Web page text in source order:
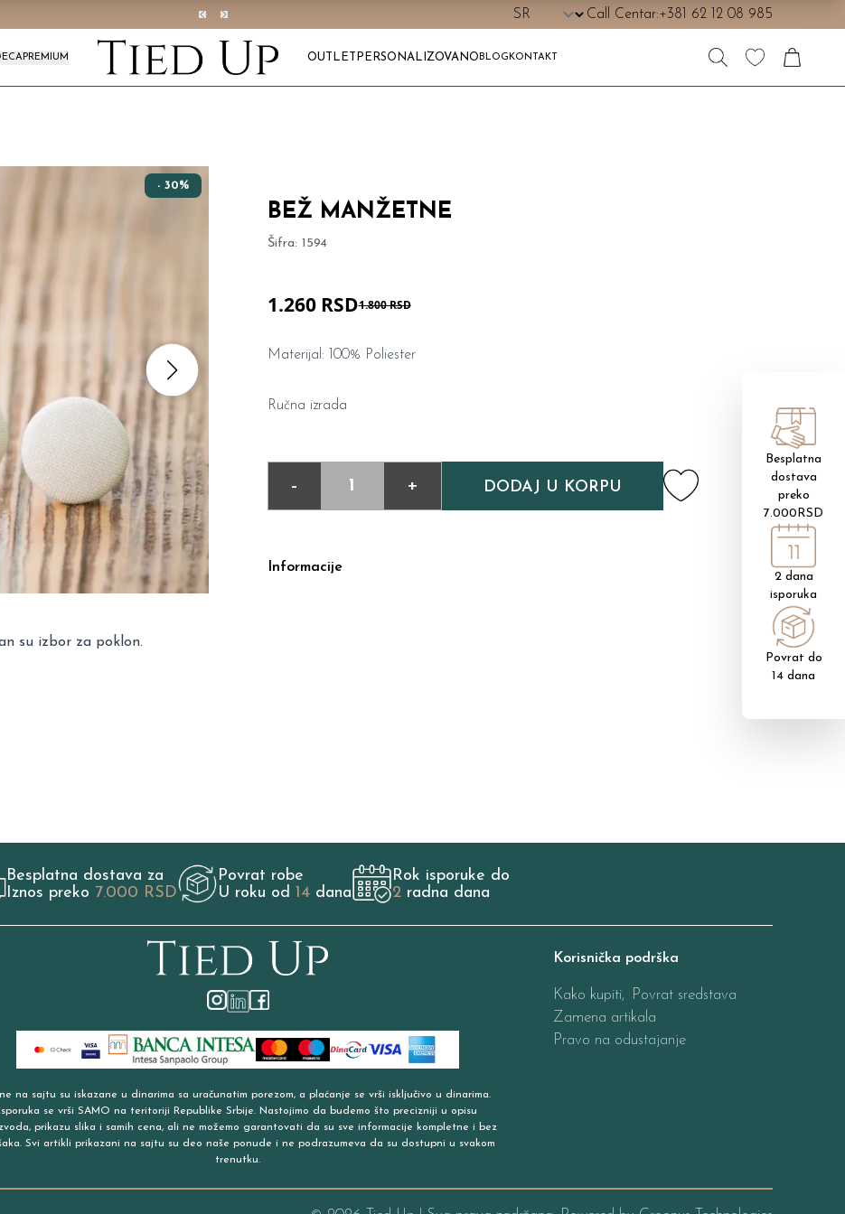
Call Centar:+381 62 12 08 985
PREMIUM OUTLET PERSONALIZOVANO BLOG KONTAKT
- 30%
BEŽ MANŽETNE
Šifra: 1594
1.260 RSD1.800 RSD
Materijal: 100% Poliester
Ručna izrada
- + DODAJ U KORPU
Informacije
su izbor za poklon.
Besplatna
dostava
preko
7.000RSD
2 dana
isporuka
Povrat do
14 dana
Besplatna dostava za
Iznos preko 7.000 RSD
Povrat robe
U roku od 14 dana
Rok isporuke do
2 radna dana
na sajtu su iskazane u dinarima sa uračunatim porezom, a plaćanje se vrši isključivo u dinarima.
Isporuka se vrši SAMO na teritoriji Republike Srbije. Nastojimo da budemo što precizniji u opisu
prikazu slika i samih cena, ali ne možemo garantovati da su sve informacije kompletne i bez
Svi artikli prikazani na sajtu su deo naše ponude i ne podrazumeva da su dostupni u svakom
trenutku.
Korisnička podrška
Kako kupiti, Povrat sredstava
Zamena artikala
Pravo na odustajanje